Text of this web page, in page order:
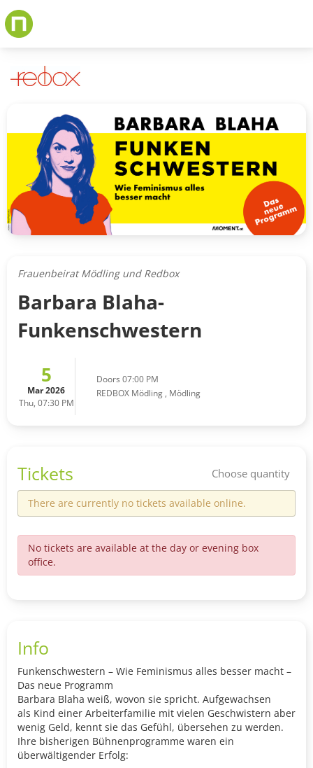
to
Frauenbeirat Mödling und Redbox
Barbara Blaha-
Funkenschwestern
5
Mar 2026
Thu, 07:30 PM
Doors 07:00 PM
REDBOX Mödling , Mödling
Tickets Choose quantity
There are currently no tickets available online.
No tickets are available at the day or evening box
office.
Info
Funkenschwestern – Wie Feminismus alles besser macht –
Das neue Programm
Barbara Blaha weiß, wovon sie spricht. Aufgewachsen
als Kind einer Arbeiterfamilie mit vielen Geschwistern aber
wenig Geld, kennt sie das Gefühl, übersehen zu werden.
Ihre bisherigen Bühnenprogramme waren ein
überwältigender Erfolg: